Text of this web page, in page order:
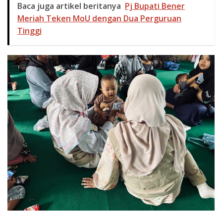
Baca juga artikel beritanya Pj Bupati Bener
Meriah Teken MoU dengan Dua Perguruan
Tinggi